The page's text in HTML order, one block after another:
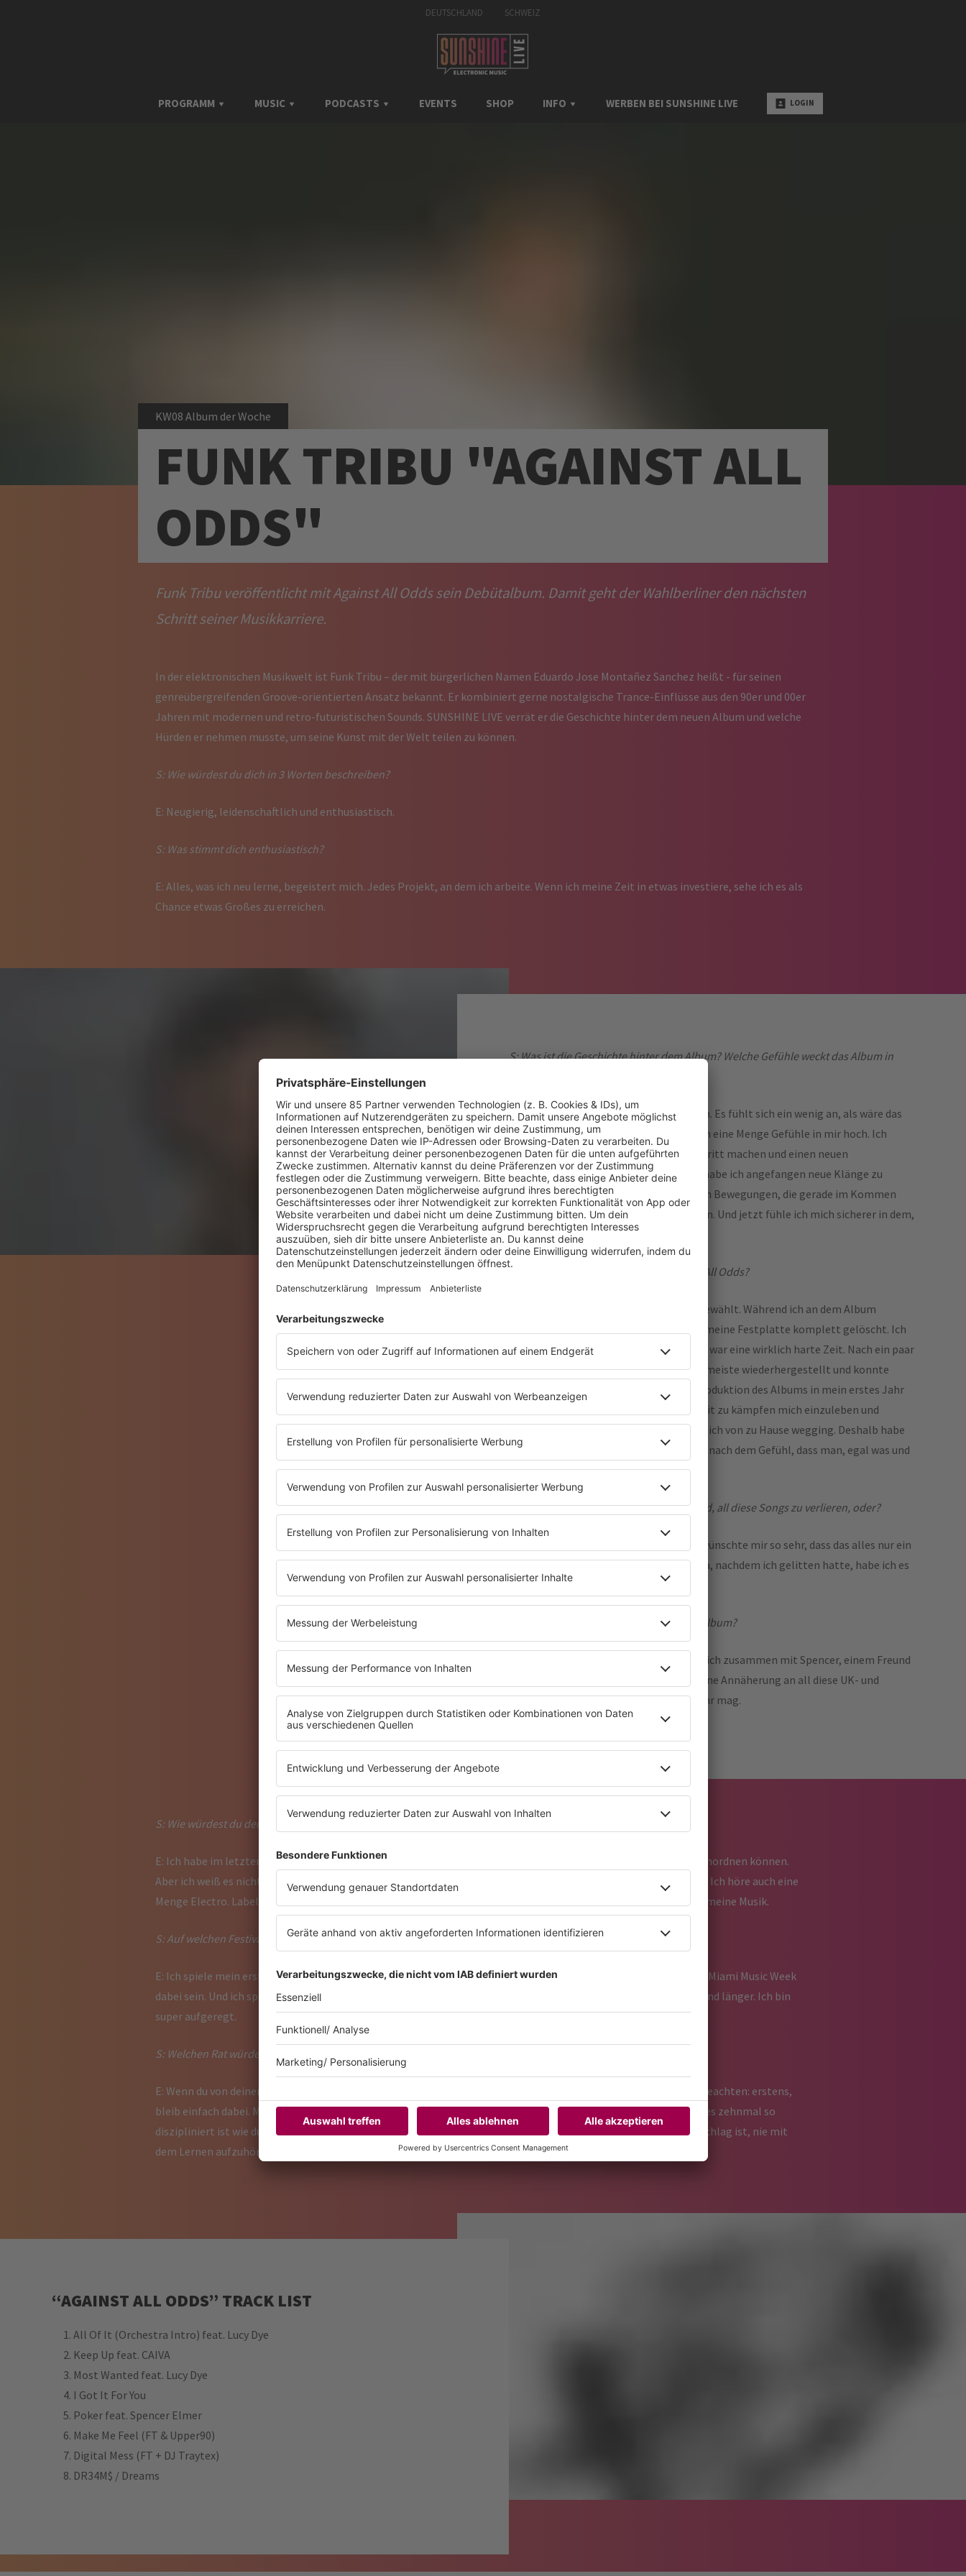
DEUTSCHLAND SCHWEIZ
PROGRAMM MUSIC PODCASTS EVENTS SHOP INFO WERBEN BEI SUNSHINE LIVE LOGIN
KW08 Album der Woche
FUNK TRIBU "AGAINST ALL
ODDS"
Funk Tribu veröffentlicht mit Against All Odds sein Debütalbum. Damit geht der Wahlberliner den nächsten
Schritt seiner Musikkarriere.
In der elektronischen Musikwelt ist Funk Tribu – der mit bürgerlichen Namen Eduardo Jose Montañez Sanchez heißt - für seinen
genreübergreifenden Groove-orientierten Ansatz bekannt. Er kombiniert gerne nostalgische Trance-Einflüsse aus den 90er und 00er
Jahren mit modernen und retro-futuristischen Sounds. SUNSHINE LIVE verrät er die Geschichte hinter dem neuen Album und welche
Hürden er nehmen musste, um seine Kunst mit der Welt teilen zu können.
S: Wie würdest du dich in 3 Worten beschreiben?
E: Neugierig, leidenschaftlich und enthusiastisch.
S: Was stimmt dich enthusiastisch?
E: Alles, was ich neu lerne, begeistert mich. Jedes Projekt, an dem ich arbeite. Wenn ich meine Zeit in etwas investiere, sehe ich es als
Chance etwas Großes zu erreichen.
S: Was ist die Geschichte hinter dem Album? Welche Gefühle weckt das Album in
E: Against All Odds ist mein erstes Album. Es fühlt sich ein wenig an, als wäre das
Album wie mein erster Sohn. Da kommen eine Menge Gefühle in mir hoch. Ich
wollte mit dem Album den nächsten Schritt machen und einen neuen
künstlerischen Ansatz verfolgen. Dafür habe ich angefangen neue Klänge zu
erforschen. Ich mag die Trends und neuen Bewegungen, die gerade im Kommen
sind. Aber ich wollte darüber hinausgehen. Und jetzt fühle ich mich sicherer in dem,
was ich tue und wie ich klinge.
S: Was steckt hinter dem Namen Against All Odds?
E: Den Titel habe ich aus zwei Gründen gewählt. Während ich an dem Album
gearbeitet habe, hat sich versehentlich meine Festplatte komplett gelöscht. Ich
habe fast das ganze Album verloren. Das war eine wirklich harte Zeit. Nach ein paar
Monaten hatte ich glücklicherweise das meiste wiederhergestellt und konnte
weitermachen. Dazu kommt, dass die Produktion des Albums in mein erstes Jahr
in Berlin fiel. Ich hatte damals noch damit zu kämpfen mich einzuleben und
wohlzufühlen. Es war das erste Mal, dass ich von zu Hause wegging. Deshalb habe
ich das Album Against All Odds genannt, nach dem Gefühl, dass man, egal was und
egal wo, etwas erreichen kann.
S: Es war wahrscheinlich sehr frustrierend, all diese Songs zu verlieren, oder?
E: Ich war wirklich am Durchdrehen. Ich wünschte mir so sehr, dass das alles nur ein
wirklich schlimmer Albtraum war. Aber ja, nachdem ich gelitten hatte, habe ich es
geschafft.
S: Hast du einen Lieblingssong auf dem Album?
E: Ich mag „Poker“ sehr. Den Track habe ich zusammen mit Spencer, einem Freund
aus Großbritannien, gemacht. Es ist meine Annäherung an all diese UK- und
Garage-Sounds, die ich in letzter Zeit sehr mag.
S: Wie würdest du deinen eigenen Sound beschreiben?
E: Ich habe im letzten Jahr oft versucht, diese Frage zu beantworten, weil viele Leute nicht wissen, wo sie mich einordnen können.
Aber ich weiß es nicht. Es ist einfach ein Haufen aus all den Dingen, die ich mag. Das kann House sein oder Techno. Ich höre auch eine
Menge Electro. Label können einen Künstler auch einschränken. Ich mache einfach Musik, und das bin ich. Ich bin meine Musik.
S: Auf welchen Festivals wirst du dieses Jahr spielen?
E: Ich spiele mein erstes Tomorrowland, Time Warp in Brasilien, Glitch in Australien. Ich werde bei meiner ersten Miami Music Week
dabei sein. Und ich spiele beim Estéreo Picnic, einem großen Festival in Kolumbien. Die Liste wird immer länger und länger. Ich bin
super aufgeregt.
S: Welchen Rat würdest du angehenden Künstler*innen mit auf den Weg geben?
E: Wenn du von deiner Kunst leben willst - sei es Malen, Schreiben oder was auch immer – solltest du zwei Dinge beachten: erstens,
bleib einfach dabei. Meine Großmutter hat immer zu mir gesagt: Egal, wie talentiert du bist, wenn jemand anderes zehnmal so
diszipliniert ist wie du und am Ball bleibt, wird er es höchstwahrscheinlich schaffen und nicht du. Der zweite Ratschlag ist, nie mit
dem Lernen aufzuhören.
“AGAINST ALL ODDS” TRACK LIST
All Of It (Orchestra Intro) feat. Lucy Dye
Keep Up feat. CAIVA
Most Wanted feat. Lucy Dye
I Got It For You
Poker feat. Spencer Elmer
Make Me Feel (FT & Upper90)
Digital Mess (FT + DJ Traytex)
DR34M$ / Dreams